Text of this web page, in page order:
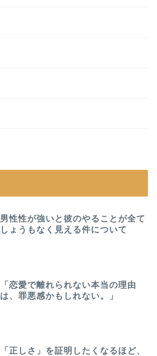
男性性が強いと彼のやることが全て
しょうもなく見える件について
「恋愛で離れられない本当の理由
は、罪悪感かもしれない。」
「正しさ」を証明したくなるほど、